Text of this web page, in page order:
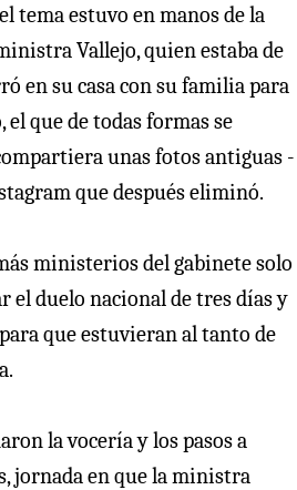
tema estuvo en manos de la
Vallejo, quien estaba de
en su casa con su familia para
que de todas formas se
unas fotos antiguas -
que después eliminó.
ministerios del gabinete solo
el duelo nacional de tres días y
que estuvieran al tanto de
la vocería y los pasos a
jornada en que la ministra